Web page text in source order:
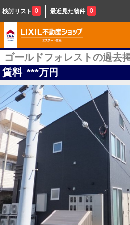
検討リスト 0 最近見た物件 0
ゴールドフォレストの過去
賃料 ***万円